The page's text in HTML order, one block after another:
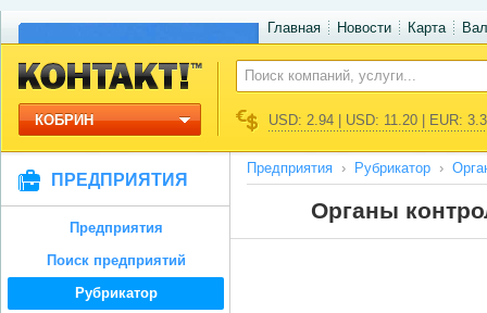
Главная Новости Карта
КОБРИН USD: 2.94 | USD: 11.20 | EUR:
ПРЕДПРИЯТИЯ
Предприятия
Поиск предприятий
Рубрикатор
Предприятия Рубрикатор
Органы